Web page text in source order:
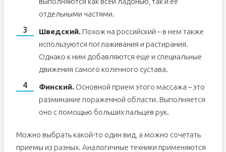
отдельными частями.
Шведский.Похож на российский – в нем также
используются поглаживания и растирания.
Однако к ним добавляются еще и специальные
движения самого коленного сустава.
Финский.Основной прием этого массажа – это
разминание пораженной области. Выполняется
оно с помощью больших пальцев рук.
Можно выбрать какой-то один вид, а можно сочетать
приемы из разных. Аналогичные техники применяются